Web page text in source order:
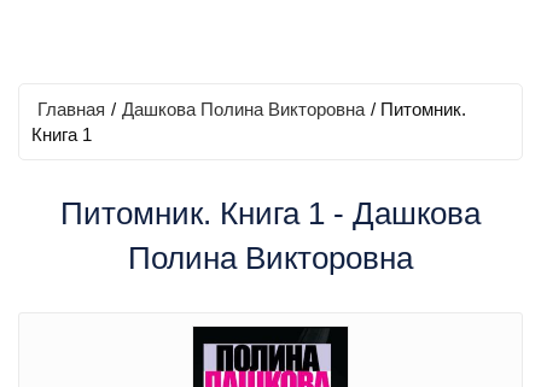
Главная / Дашкова Полина Викторовна / Питомник.
Книга 1
Питомник. Книга 1 - Дашкова
Полина Викторовна